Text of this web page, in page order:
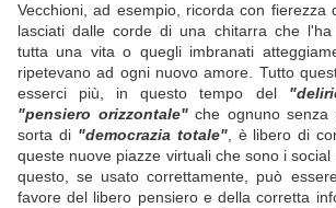
Vecchioni, ad esempio, ricorda con fierezza
lasciati dalle corde di una chitarra che l'ha
tutta una vita o quegli imbranati
ripetevano ad ogni nuovo amore. Tutto
esserci più, in questo tempo del
"pensiero orizzontale"che ognuno senza
sorta di "democrazia totale", è libero di
queste nuove piazze virtuali che sono i
questo, se usato correttamente, può
favore del libero pensiero e della corretta